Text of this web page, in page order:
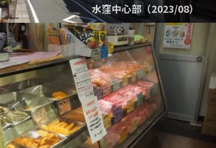
水窪中心部（2023/08）